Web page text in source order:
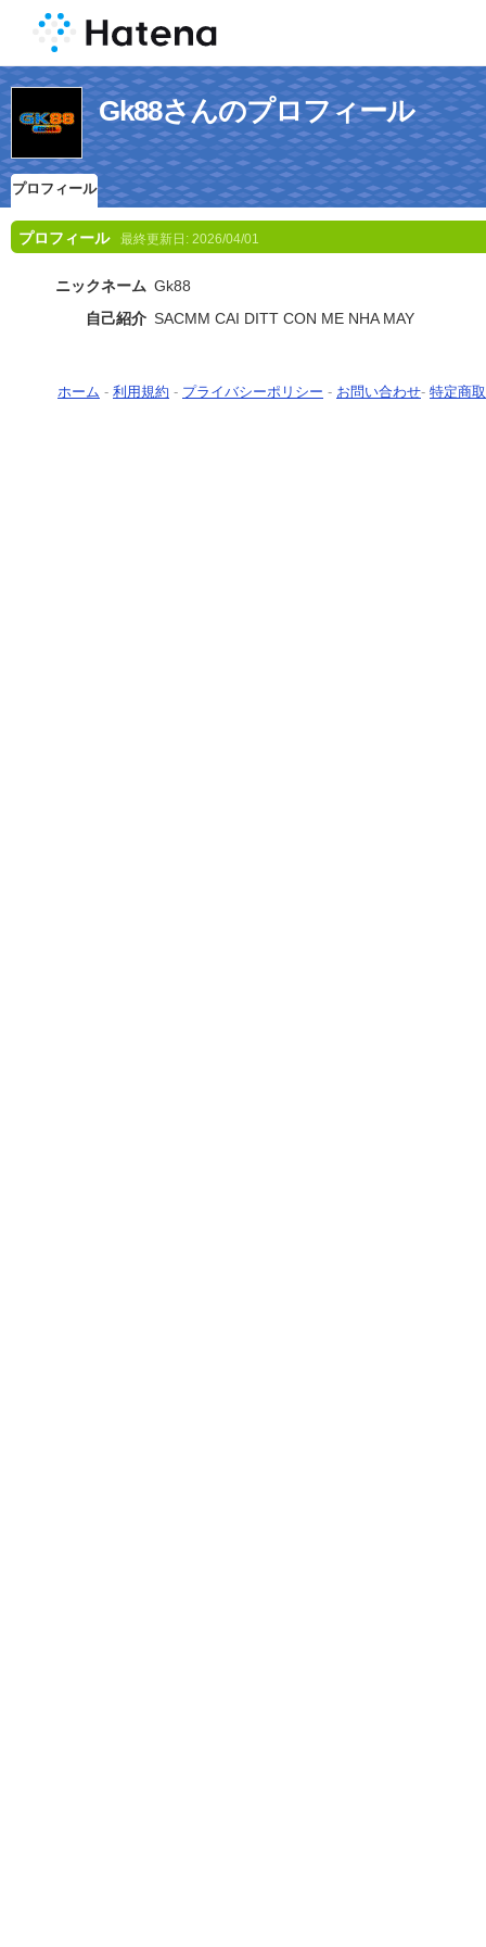
Gk88さんのプロフィール
プロフィール
プロフィール 最終更新日: 2026/04/01
ニックネーム Gk88
自己紹介 SACMM CAI DITT CON ME NHA MAY
ホーム - 利用規約 - プライバシーポリシー - お問い合わせ- 特定商